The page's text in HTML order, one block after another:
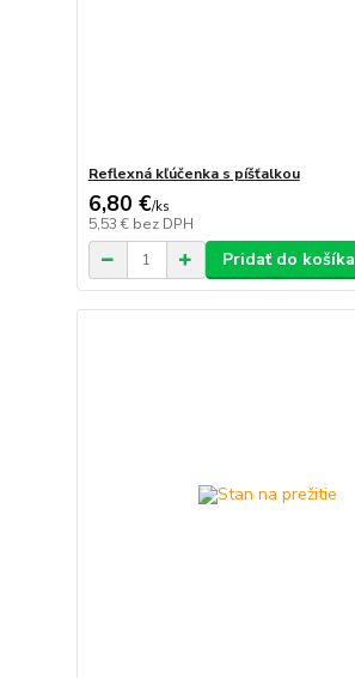
Reflexná kľúčenka s píšťalkou
6,80 €/ks
5,53 € bez DPH
Pridať do košíka